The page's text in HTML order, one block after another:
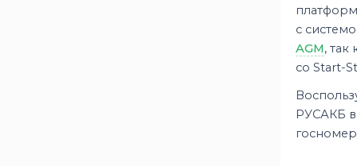
с
AGM,
со Start-
РУСАКБ в